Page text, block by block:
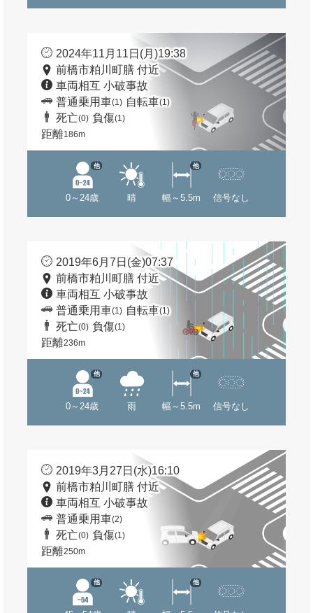
2024年11月11日(月)19:38
前橋市粕川町膳 付近
車両相互 小破事故
普通乗用車(1) 自転車(1)
死亡(0) 負傷(1)
距離186m
0～24歳
他
晴 幅～5.5m
他
信号なし
2019年6月7日(金)07:37
前橋市粕川町膳 付近
車両相互 小破事故
普通乗用車(1) 自転車(1)
死亡(0) 負傷(1)
距離236m
0～24歳
他
雨 幅～5.5m
他
信号なし
2019年3月27日(水)16:10
前橋市粕川町膳 付近
車両相互 小破事故
普通乗用車(2)
死亡(0) 負傷(1)
距離250m
他 他